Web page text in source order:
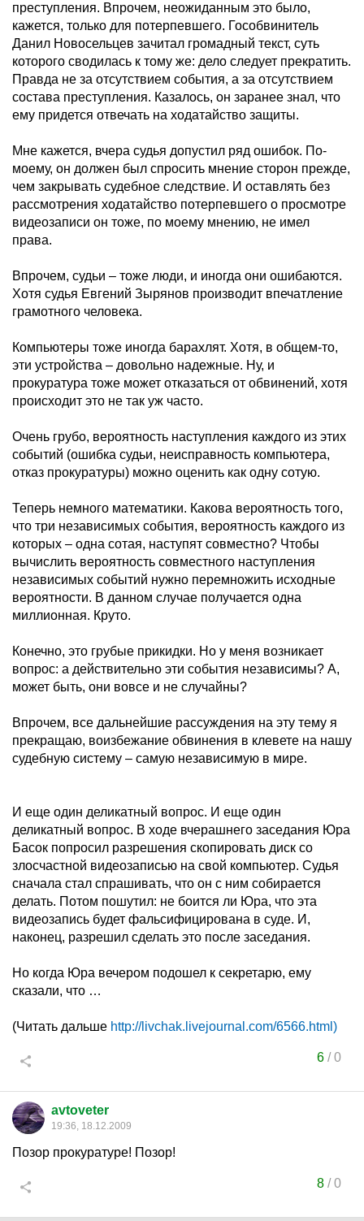
преступления. Впрочем, неожиданным это было,
кажется, только для потерпевшего. Гособвинитель
Данил Новосельцев зачитал громадный текст, суть
которого сводилась к тому же: дело следует прекратить.
Правда не за отсутствием события, а за отсутствием
состава преступления. Казалось, он заранее знал, что
ему придется отвечать на ходатайство защиты.
Мне кажется, вчера судья допустил ряд ошибок. По-
моему, он должен был спросить мнение сторон прежде,
чем закрывать судебное следствие. И оставлять без
рассмотрения ходатайство потерпевшего о просмотре
видеозаписи он тоже, по моему мнению, не имел
права.
Впрочем, судьи – тоже люди, и иногда они ошибаются.
Хотя судья Евгений Зырянов производит впечатление
грамотного человека.
Компьютеры тоже иногда барахлят. Хотя, в общем-то,
эти устройства – довольно надежные. Ну, и
прокуратура тоже может отказаться от обвинений, хотя
происходит это не так уж часто.
Очень грубо, вероятность наступления каждого из этих
событий (ошибка судьи, неисправность компьютера,
отказ прокуратуры) можно оценить как одну сотую.
Теперь немного математики. Какова вероятность того,
что три независимых события, вероятность каждого из
которых – одна сотая, наступят совместно? Чтобы
вычислить вероятность совместного наступления
независимых событий нужно перемножить исходные
вероятности. В данном случае получается одна
миллионная. Круто.
Конечно, это грубые прикидки. Но у меня возникает
вопрос: а действительно эти события независимы? А,
может быть, они вовсе и не случайны?
Впрочем, все дальнейшие рассуждения на эту тему я
прекращаю, воизбежание обвинения в клевете на нашу
судебную систему – самую независимую в мире.
И еще один деликатный вопрос. И еще один
деликатный вопрос. В ходе вчерашнего заседания Юра
Басок попросил разрешения скопировать диск со
злосчастной видеозаписью на свой компьютер. Судья
сначала стал спрашивать, что он с ним собирается
делать. Потом пошутил: не боится ли Юра, что эта
видеозапись будет фальсифицирована в суде. И,
наконец, разрешил сделать это после заседания.
Но когда Юра вечером подошел к секретарю, ему
сказали, что …
(Читать дальше http://livchak.livejournal.com/6566.html)
6/0
avtoveter
19:36, 18.12.2009
Позор прокуратуре! Позор!
8/0